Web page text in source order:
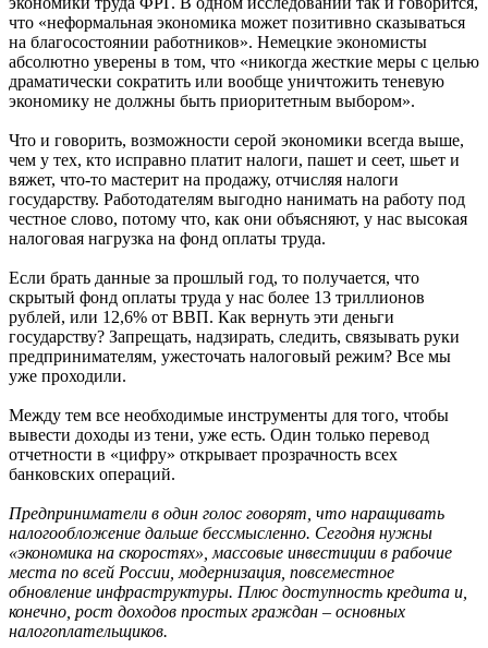
что «неформальная экономика может позитивно сказываться
на благосостоянии работников». Немецкие экономисты
абсолютно уверены в том, что «никогда жесткие меры с целью
драматически сократить или вообще уничтожить теневую
экономику не должны быть приоритетным выбором».
Что и говорить, возможности серой экономики всегда выше,
чем у тех, кто исправно платит налоги, пашет и сеет, шьет и
вяжет, что-то мастерит на продажу, отчисляя налоги
государству. Работодателям выгодно нанимать на работу под
честное слово, потому что, как они объясняют, у нас высокая
налоговая нагрузка на фонд оплаты труда.
Если брать данные за прошлый год, то получается, что
скрытый фонд оплаты труда у нас более 13 триллионов
рублей, или 12,6% от ВВП. Как вернуть эти деньги
государству? Запрещать, надзирать, следить, связывать руки
предпринимателям, ужесточать налоговый режим? Все мы
уже проходили.
Между тем все необходимые инструменты для того, чтобы
вывести доходы из тени, уже есть. Один только перевод
отчетности в «цифру» открывает прозрачность всех
банковских операций.
Предприниматели в один голос говорят, что наращивать
налогообложение дальше бессмысленно. Сегодня нужны
«экономика на скоростях», массовые инвестиции в рабочие
места по всей России, модернизация, повсеместное
обновление инфраструктуры. Плюс доступность кредита и,
конечно, рост доходов простых граждан – основных
налогоплательщиков.